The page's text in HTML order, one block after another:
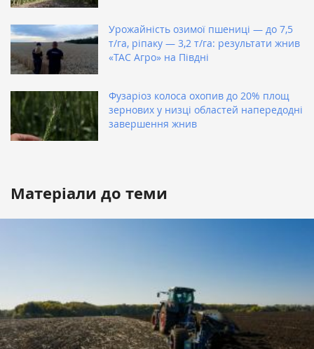
Урожайність озимої пшениці — до 7,5
т/га, ріпаку — 3,2 т/га: результати жнив
«ТАС Агро» на Півдні
Фузаріоз колоса охопив до 20% площ
зернових у низці областей напередодні
завершення жнив
Матеріали до теми